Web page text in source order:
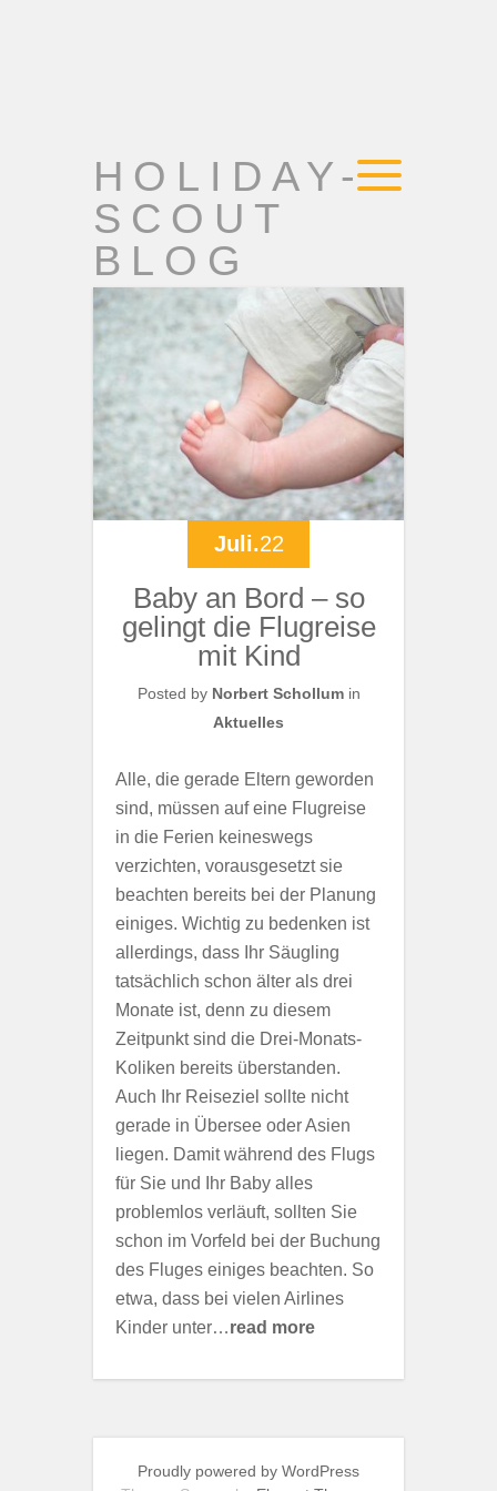
HOLIDAY-
SCOUT
BLOG
Juli.22
Baby an Bord – so
gelingt die Flugreise
mit Kind
Posted by Norbert Schollumin
Aktuelles
Alle, die gerade Eltern geworden
sind, müssen auf eine Flugreise
in die Ferien keineswegs
verzichten, vorausgesetzt sie
beachten bereits bei der Planung
einiges. Wichtig zu bedenken ist
allerdings, dass Ihr Säugling
tatsächlich schon älter als drei
Monate ist, denn zu diesem
Zeitpunkt sind die Drei-Monats-
Koliken bereits überstanden.
Auch Ihr Reiseziel sollte nicht
gerade in Übersee oder Asien
liegen. Damit während des Flugs
für Sie und Ihr Baby alles
problemlos verläuft, sollten Sie
schon im Vorfeld bei der Buchung
des Fluges einiges beachten. So
etwa, dass bei vielen Airlines
Kinder unter…read more
Proudly powered by WordPress